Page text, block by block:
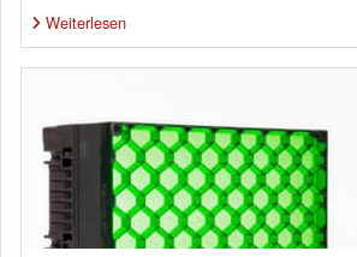
Weiterlesen